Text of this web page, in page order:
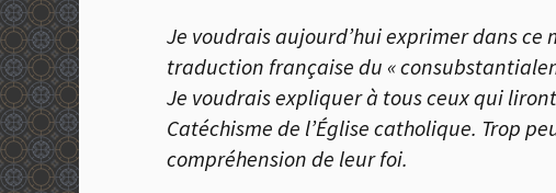
Je voudrais aujourd’hui exprimer dans
traduction française du «
Je voudrais expliquer à tous ceux qui
Catéchisme de l’Église catholique. Trop
compréhension de leur foi.